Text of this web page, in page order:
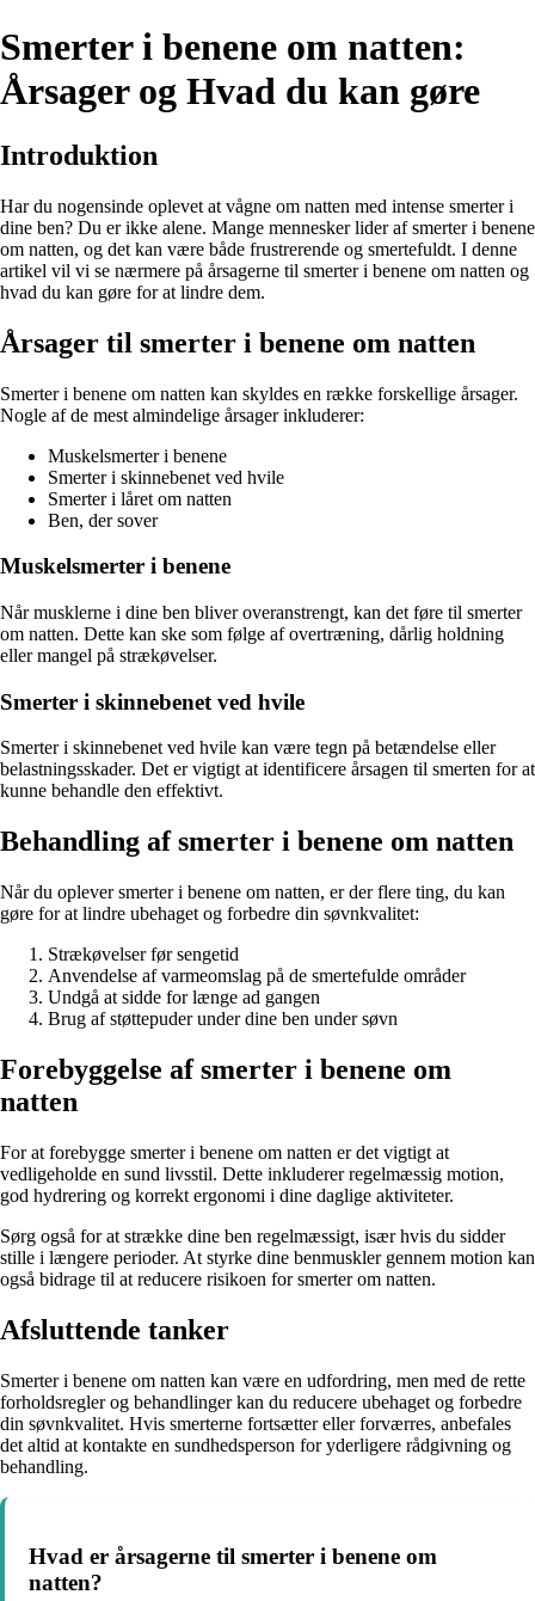
Smerter i benene om natten:
Årsager og Hvad du kan gøre
Introduktion
Har du nogensinde oplevet at vågne om natten med intense smerter i
dine ben? Du er ikke alene. Mange mennesker lider af smerter i benene
om natten, og det kan være både frustrerende og smertefuldt. I denne
artikel vil vi se nærmere på årsagerne til smerter i benene om natten og
hvad du kan gøre for at lindre dem.
Årsager til smerter i benene om natten
Smerter i benene om natten kan skyldes en række forskellige årsager.
Nogle af de mest almindelige årsager inkluderer:
Muskelsmerter i benene
Smerter i skinnebenet ved hvile
Smerter i låret om natten
Ben, der sover
Muskelsmerter i benene
Når musklerne i dine ben bliver overanstrengt, kan det føre til smerter
om natten. Dette kan ske som følge af overtræning, dårlig holdning
eller mangel på strækøvelser.
Smerter i skinnebenet ved hvile
Smerter i skinnebenet ved hvile kan være tegn på betændelse eller
belastningsskader. Det er vigtigt at identificere årsagen til smerten for at
kunne behandle den effektivt.
Behandling af smerter i benene om natten
Når du oplever smerter i benene om natten, er der flere ting, du kan
gøre for at lindre ubehaget og forbedre din søvnkvalitet:
Strækøvelser før sengetid
Anvendelse af varmeomslag på de smertefulde områder
Undgå at sidde for længe ad gangen
Brug af støttepuder under dine ben under søvn
Forebyggelse af smerter i benene om
natten
For at forebygge smerter i benene om natten er det vigtigt at
vedligeholde en sund livsstil. Dette inkluderer regelmæssig motion,
god hydrering og korrekt ergonomi i dine daglige aktiviteter.
Sørg også for at strække dine ben regelmæssigt, især hvis du sidder
stille i længere perioder. At styrke dine benmuskler gennem motion kan
også bidrage til at reducere risikoen for smerter om natten.
Afsluttende tanker
Smerter i benene om natten kan være en udfordring, men med de rette
forholdsregler og behandlinger kan du reducere ubehaget og forbedre
din søvnkvalitet. Hvis smerterne fortsætter eller forværres, anbefales
det altid at kontakte en sundhedsperson for yderligere rådgivning og
behandling.
Hvad er årsagerne til smerter i benene om
natten?